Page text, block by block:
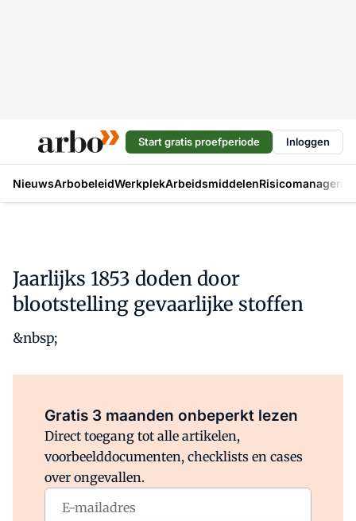
Start gratis proefperiode Inloggen
NieuwsArbobeleidWerkplekArbeidsmiddelen
Jaarlijks 1853 doden door
blootstelling gevaarlijke stoffen
&nbsp;
Gratis 3 maanden onbeperkt lezen
Direct toegang tot alle artikelen,
voorbeelddocumenten, checklists en cases
over ongevallen.